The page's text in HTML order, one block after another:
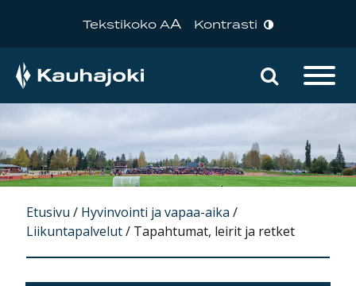
Tekstikoko AA Kontrasti
Päävalikko Hae
Etusivu / Hyvinvointi ja vapaa-aika /
Liikuntapalvelut/ Tapahtumat, leirit ja retket